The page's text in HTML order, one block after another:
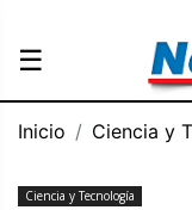
☰
Inicio Ciencia y
Ciencia y Tecnología